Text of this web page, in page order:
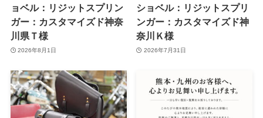
ョベル：リジットスプリン
ガー：カスタマイズド神奈
川県Ｔ様
2026年8月1日
ショベル：リジットスプリ
ンガー：カスタマイズド神
奈川Ｋ様
2026年7月31日